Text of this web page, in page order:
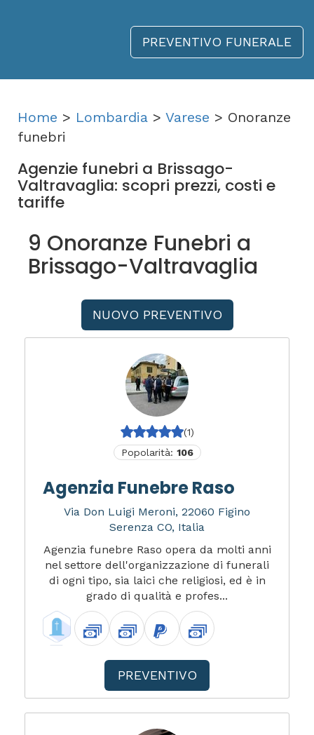
PREVENTIVO FUNERALE
Home > Lombardia > Varese > Onoranze
funebri
Agenzie funebri a Brissago-
Valtravaglia: scopri prezzi, costi e
tariffe
9 Onoranze Funebri a
Brissago-Valtravaglia
NUOVO PREVENTIVO
(1)
Popolarità: 106
Agenzia Funebre Raso
Via Don Luigi Meroni, 22060 Figino
Serenza CO, Italia
Agenzia funebre Raso opera da molti anni
nel settore dell'organizzazione di funerali
di ogni tipo, sia laici che religiosi, ed è in
grado di qualità e profes...
PREVENTIVO